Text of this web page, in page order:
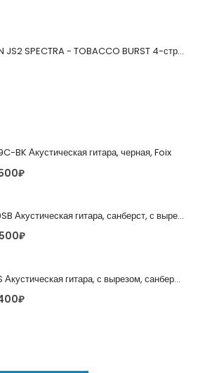
JACKSON JS2 SPECTRA - TOBACCO BURST 4-струнная бас-гитара
BK Акустическая гитара, черная, Foix
₽
FFG-1040SB Акустическая гитара, санберст, с вырезом, Foix
₽
C901T-BS Акустическая гитара, с вырезом, санберст, Caraya
₽